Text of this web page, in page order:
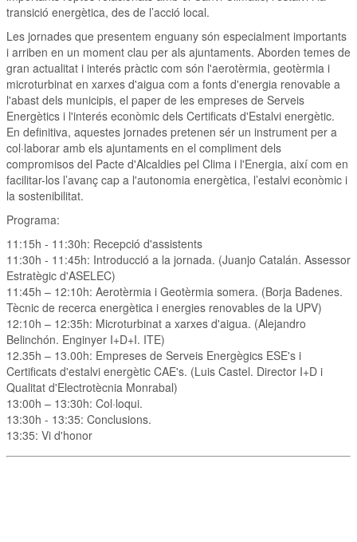
transició energètica, des de l’acció local.
Les jornades que presentem enguany són especialment importants
i arriben en un moment clau per als ajuntaments. Aborden temes de
gran actualitat i interés pràctic com són l'aerotèrmia, geotèrmia i
microturbinat en xarxes d'aigua com a fonts d'energia renovable a
l'abast dels municipis, el paper de les empreses de Serveis
Energètics i l'interés econòmic dels Certificats d'Estalvi energètic.
En definitiva, aquestes jornades pretenen sér un instrument per a
col·laborar amb els ajuntaments en el compliment dels
compromisos del Pacte d'Alcaldies pel Clima i l'Energia, així com en
facilitar-los l’avanç cap a l'autonomia energètica, l’estalvi econòmic i
la sostenibilitat.
Programa:
11:15h - 11:30h: Recepció d'assistents
11:30h - 11:45h: Introducció a la jornada. (Juanjo Catalán. Assessor
Estratègic d'ASELEC)
11:45h – 12:10h: Aerotèrmia i Geotèrmia somera. (Borja Badenes.
Tècnic de recerca energètica i energies renovables de la UPV)
12:10h – 12:35h: Microturbinat a xarxes d'aigua. (Alejandro
Belinchón. Enginyer I+D+I. ITE)
12.35h – 13.00h: Empreses de Serveis Energègics ESE's i
Certificats d'estalvi energètic CAE's. (Luis Castel. Director I+D i
Qualitat d'Electrotècnia Monrabal)
13:00h – 13:30h: Col·loqui.
13:30h - 13:35: Conclusions.
13:35: Vi d'honor